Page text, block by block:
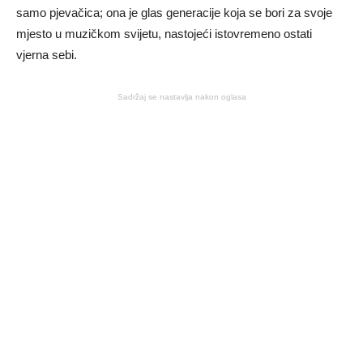
samo pjevačica; ona je glas generacije koja se bori za svoje
mjesto u muzičkom svijetu, nastojeći istovremeno ostati
vjerna sebi.
Sadržaj se nastavlja nakon oglasa